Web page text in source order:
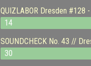
QUIZLABOR Dresden #128
14
SOUNDCHECK No. 43 //
30